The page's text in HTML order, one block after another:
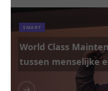
SMART
World Class
tussen menselijke